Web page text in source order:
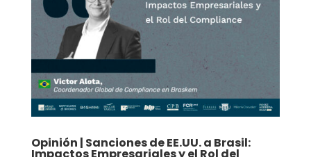
Opinión | Sanciones de EE.UU. a Brasil: